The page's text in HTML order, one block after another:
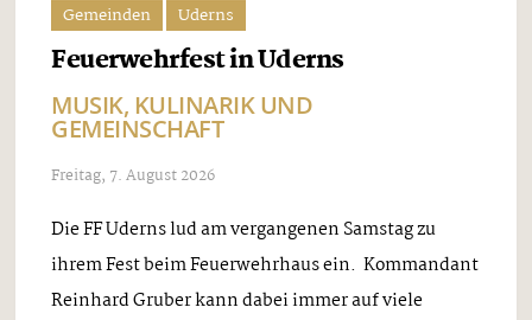
Gemeinden Uderns
Feuerwehrfest in Uderns
MUSIK, KULINARIK UND
GEMEINSCHAFT
Freitag, 7. August 2026
Die FF Uderns lud am vergangenen Samstag zu
ihrem Fest beim Feuerwehrhaus ein. Kommandant
Reinhard Gruber kann dabei immer auf viele